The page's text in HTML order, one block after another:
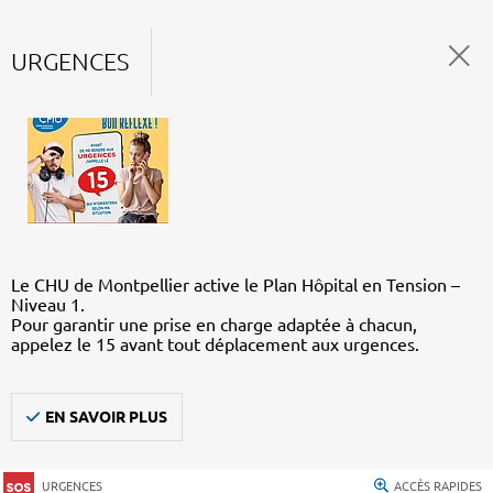
URGENCES
Le CHU de Montpellier active le Plan Hôpital en Tension –
Niveau 1.
Pour garantir une prise en charge adaptée à chacun,
appelez le 15 avant tout déplacement aux urgences.
EN SAVOIR PLUS
URGENCES ACCÈS RAPIDES